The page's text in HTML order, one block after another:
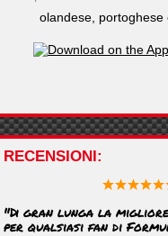
olandese, portoghese
RECENSIONI
"Di gran lunga la migliore
per qualsiasi fan di